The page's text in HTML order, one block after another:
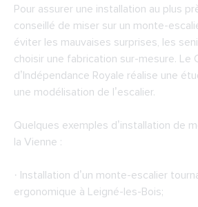
Pour assurer une installation au plus
conseillé de miser sur un monte-
éviter les mauvaises surprises, les
choisir une fabrication sur-mesure. Le
d’Indépendance Royale réalise une
une modélisation de l’escalier.
Quelques exemples d’installation de
la Vienne :
· Installation d’un monte-escalier
ergonomique à Leigné-les-Bois;